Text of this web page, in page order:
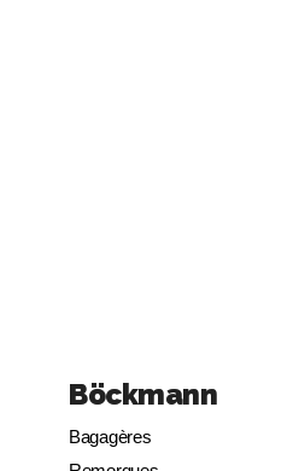
Böckmann
Bagagères